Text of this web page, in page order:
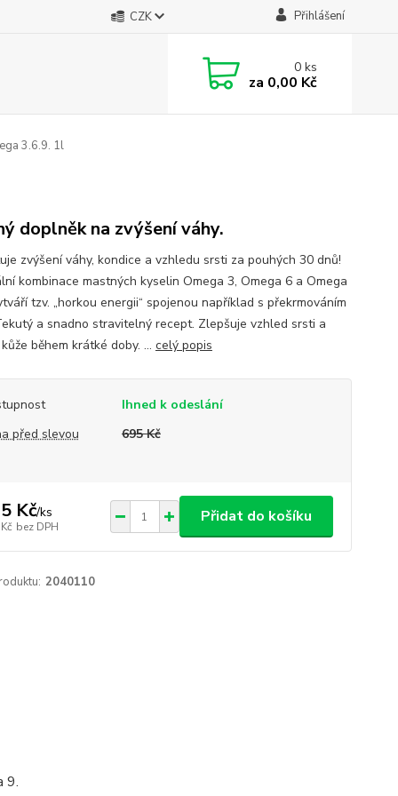
CZK Přihlášení
0ks
za 0,00 Kč
3.6.9. 1l
doplněk na zvýšení váhy.
zvýšení váhy, kondice a vzhledu srsti za pouhých 30 dnů!
kombinace mastných kyselin Omega 3, Omega 6 a Omega
tzv. „horkou energii“ spojenou například s překrmováním
a snadno stravitelný recept. Zlepšuje vzhled srsti a
během krátké doby. ... celý popis
Ihned k odeslání
před slevou
695 Kč
Kč/ks
bez DPH
Přidat do košíku
2040110
9.